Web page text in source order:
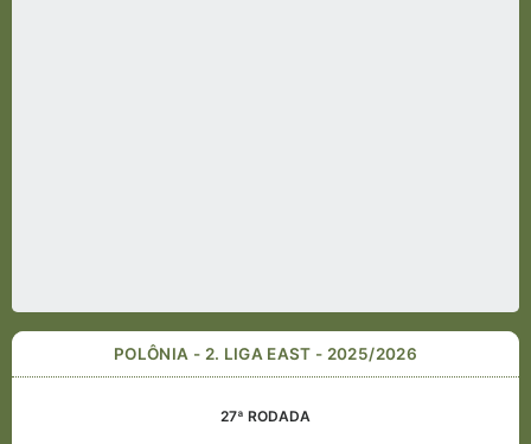
POLÔNIA - 2. LIGA EAST - 2025/2026
27ª RODADA